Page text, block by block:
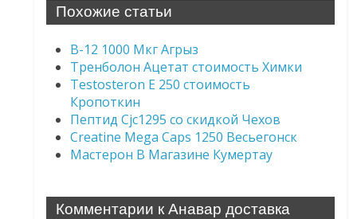
Похожие статьи
B-12 1000 Мкг Агрыз
Тренболон Ацетат стоимость Химки
Testosteron E 250 стоимость
Кропоткин
Пептид Cjc1295 со скидкой Чехов
Creatine Mega Caps 1250 Весьегонск
Мастерон В Магазине Кумертау
Комментарии к Анавар доставка